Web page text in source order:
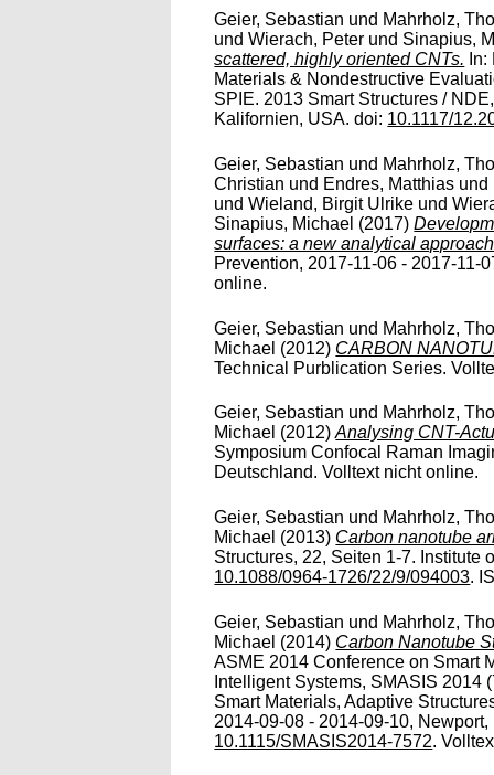
Geier, Sebastian und Mahrholz,
undWierach, Peter und Sinapius,
scattered, highly oriented CNTs.
Materials & Nondestructive
SPIE. 2013 Smart Structures /
Kalifornien, USA. doi: 10.1117/
Geier, Sebastian und Mahrholz,
Christian und Endres, Matthias und
undWieland, Birgit Ulrike und
Sinapius, Michael (2017)
surfaces: a new analytical
Prevention, 2017-11-06 - 2017-11-
online.
Geier, Sebastian und Mahrholz,
Michael (2012) CARBON
Technical Purblication Series.
Geier, Sebastian und Mahrholz,
Michael (2012)Analysing CNT-
Symposium Confocal Raman
Deutschland. Volltext nicht online.
Geier, Sebastian und Mahrholz,
Michael (2013) Carbon nanotube
Structures, 22, Seiten 1-7. Institute
10.1088/0964-1726/22/9/094003.
Geier, Sebastian und Mahrholz,
Michael (2014) Carbon Nanotube
ASME 2014 Conference on Smart
Intelligent Systems, SMASIS 2014
Smart Materials, Adaptive
2014-09-08 - 2014-09-10,
10.1115/SMASIS2014-7572.